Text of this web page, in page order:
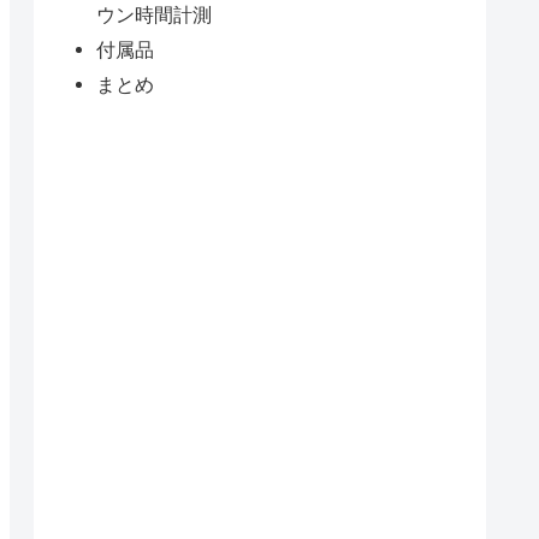
ウン時間計測
付属品
まとめ